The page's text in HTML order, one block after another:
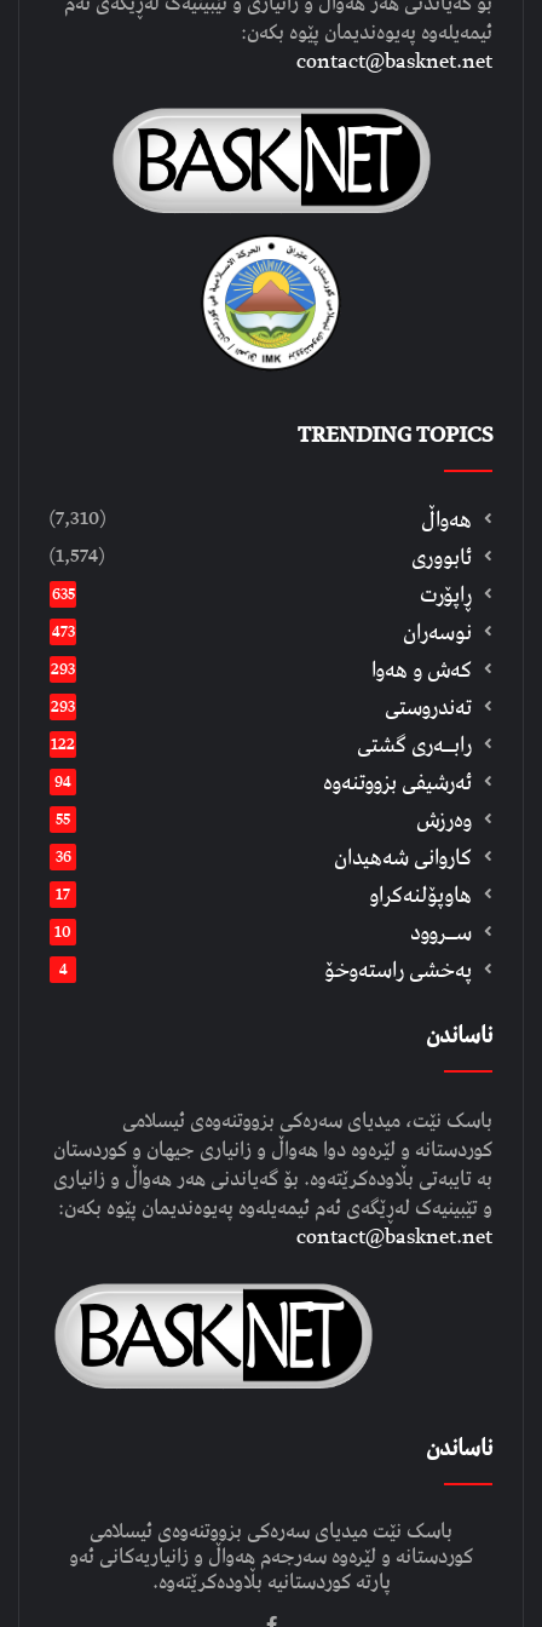
ئیمەیلەوە پەیوەندیمان پێوە بکەن:
contact@basknet.net
TRENDING TOPICS
هەواڵ (7,310)
ئابووری (1,574)
ڕاپۆرت 635
نوسەران 473
كەش و هەوا 293
تەندروستی 293
رابــه‌ری گشتی 122
ئەرشیفى بزووتنەوە 94
وەرزش 55
كاروانی شەهیدان 36
هاوپۆلنەكراو 17
ســروود 10
په‌خشی راسته‌وخۆ 4
ناساندن
باسک نێت، میدیای سەرەکی بزووتنەوەی ئیسلامی
کوردستانە و لێرەوە دوا هەواڵ و زانیاری جیهان و کوردستان
بە تایبەتی بڵاودەکرێتەوە. بۆ گەیاندنی هەر هەواڵ و زانیاری
و تێبینیەک لەڕێگەی ئەم ئیمەیلەوە پەیوەندیمان پێوە بکەن:
contact@basknet.net
ناساندن
باسک نێت میدیای سەرەکی بزووتنەوەی ئیسلامی
کوردستانە و لێرەوە سەرجەم هەواڵ و زانیاریەکانی ئەو
پارتە کوردستانیە بڵاودەکرێتەوە.